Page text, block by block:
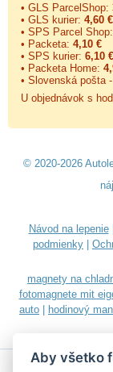
• GLS ParcelShop:
• GLS kurier: 4,60 €
• SPS Parcel Shop:
• Packeta: 4,10 €
• SPS kurier: 6,10 €
• Packeta Home:
• Slovenská pošta
U objednávok s
© 2020-2026
Návod na lepenie|
podmienky
magnety na
fotomagnete mit
auto
hodinový
Aby všetko